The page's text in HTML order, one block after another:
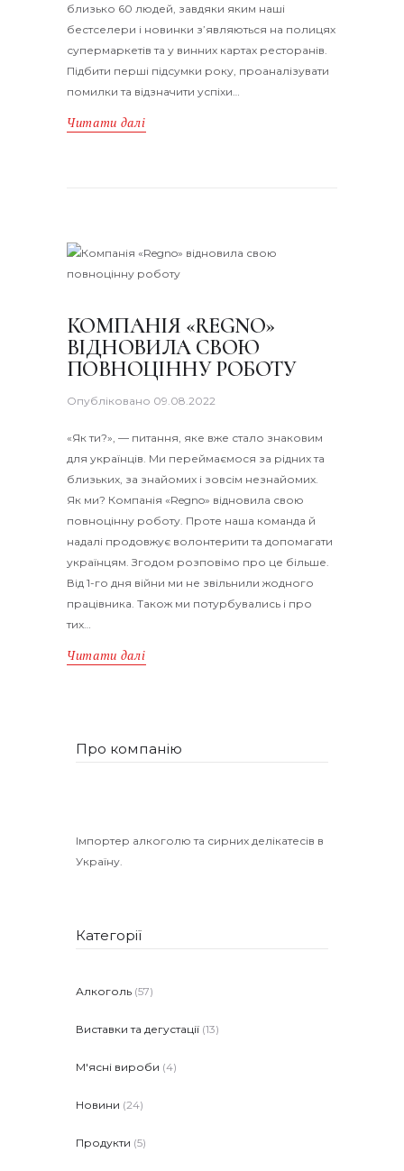
близько 60 людей, завдяки яким наші
бестселери і новинки з’являються на полицях
супермаркетів та у винних картах ресторанів.
Підбити перші підсумки року, проаналізувати
помилки та відзначити успіхи…
Читати далі
КОМПАНІЯ «REGNO»
ВІДНОВИЛА СВОЮ
ПОВНОЦІННУ РОБОТУ
Опубліковано 09.08.2022
«Як ти?», — питання, яке вже стало знаковим
для українців. Ми переймаємося за рідних та
близьких, за знайомих і зовсім незнайомих.
Як ми? Компанія «Regno» відновила свою
повноцінну роботу. Проте наша команда й
надалі продовжує волонтерити та допомагати
українцям. Згодом розповімо про це більше.
Від 1-го дня війни ми не звільнили жодного
працівника. Також ми потурбувались і про
тих…
Читати далі
Про компанію
Імпортер алкоголю та сирних делікатесів в
Україну.
Категорії
Алкоголь (57)
Виставки та дегустації (13)
М'ясні вироби (4)
Новини (24)
Продукти (5)